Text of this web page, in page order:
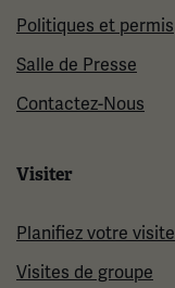
Politiques et permis
Salle de Presse
Contactez-Nous
Visiter
Planifiez votre visite
Visites de groupe